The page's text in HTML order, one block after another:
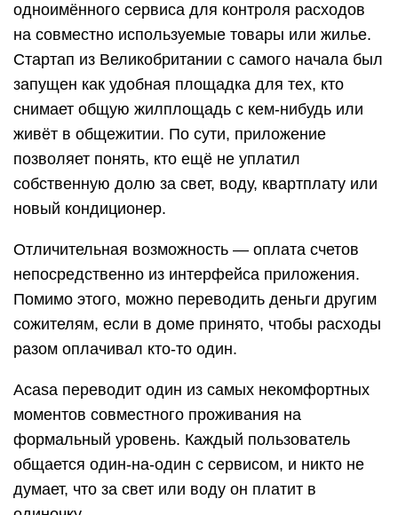
одноимённого сервиса для контроля расходов
на совместно используемые товары или жилье.
Стартап из Великобритании с самого начала был
запущен как удобная площадка для тех, кто
снимает общую жилплощадь с кем-нибудь или
живёт в общежитии. По сути, приложение
позволяет понять, кто ещё не уплатил
собственную долю за свет, воду, квартплату или
новый кондиционер.
Отличительная возможность — оплата счетов
непосредственно из интерфейса приложения.
Помимо этого, можно переводить деньги другим
сожителям, если в доме принято, чтобы расходы
разом оплачивал кто-то один.
Acasa переводит один из самых некомфортных
моментов совместного проживания на
формальный уровень. Каждый пользователь
общается один-на-один с сервисом, и никто не
думает, что за свет или воду он платит в